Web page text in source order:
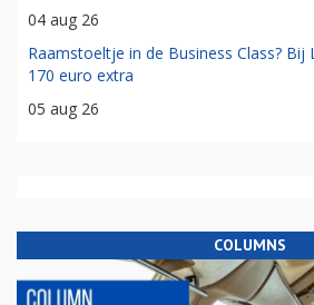
04 aug 26
Raamstoeltje in de Business Class?
170 euro extra
05 aug 26
COLUMNS